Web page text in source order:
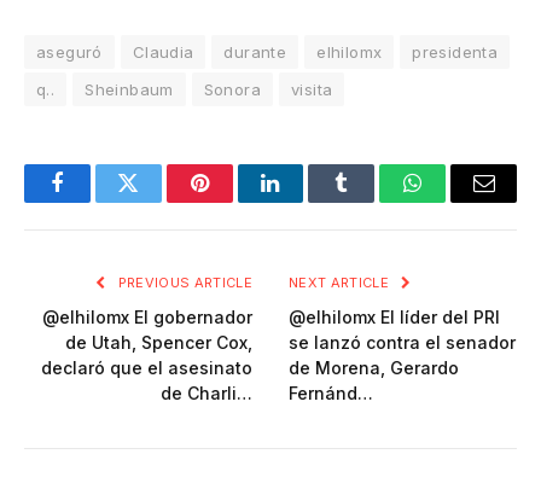
aseguró Claudia durante elhilomx
presidenta
q..
Sheinbaum Sonora visita
FacebookTwitter PinterestLinkedInTumblr WhatsAppEmail
PREVIOUS ARTICLE
@elhilomx El gobernador
de Utah, Spencer Cox,
declaró que el asesinato
de Charli…
NEXT ARTICLE
@elhilomx El líder del PRI
se lanzó contra el senador
de Morena, Gerardo
Fernánd…